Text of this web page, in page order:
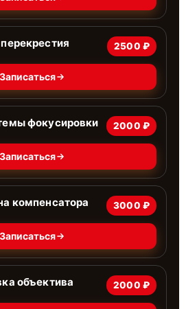
2500 ₽
Записаться
фокусировки 2000 ₽
Записаться
компенсатора 3000 ₽
Записаться
объектива 2000 ₽